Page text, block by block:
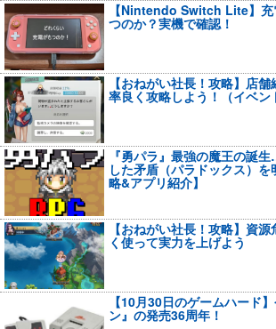
【Nintendo Switch Lite】充
つのか？実機で確認！
【おねがい社長！攻略】店
率良く攻略しよう！（イベン
『勇パラ』最強の魔王の誕
した矛盾（パラドックス）
略&アプリ紹介】
【おねがい社長！攻略】資
く使って実力を上げよう
【10月30日のゲームハード
ン』の発売36周年！